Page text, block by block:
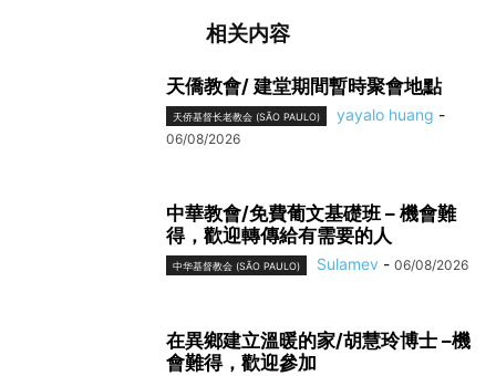
相关内容
天僑教會/ 建堂期間暫時聚會地點
天侨基督长老教会 (SÃO PAULO) yayalo huang -
06/08/2026
中華教會/免費葡文基礎班 – 機會難
得，歡迎轉傳給有需要的人
中华基督教会 (SÃO PAULO) Sulamev - 06/08/2026
在異鄉建立溫暖的家/胡慧玲博士 –機
會難得，歡迎參加